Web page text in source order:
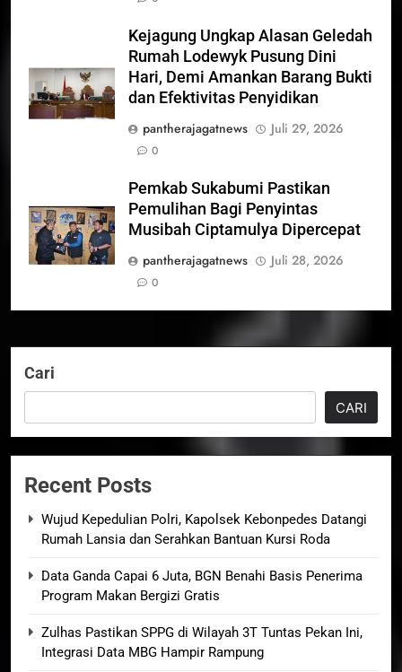
Kejagung Ungkap Alasan Geledah
Rumah Lodewyk Pusung Dini
Hari, Demi Amankan Barang Bukti
dan Efektivitas Penyidikan
pantherajagatnews
Juli 29, 2026
0
Pemkab Sukabumi Pastikan
Pemulihan Bagi Penyintas
Musibah Ciptamulya Dipercepat
pantherajagatnews
Juli 28, 2026
0
Cari
CARI
Recent Posts
Wujud Kepedulian Polri, Kapolsek Kebonpedes Datangi
Rumah Lansia dan Serahkan Bantuan Kursi Roda
Data Ganda Capai 6 Juta, BGN Benahi Basis Penerima
Program Makan Bergizi Gratis
Zulhas Pastikan SPPG di Wilayah 3T Tuntas Pekan Ini,
Integrasi Data MBG Hampir Rampung